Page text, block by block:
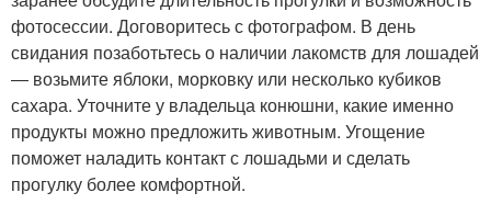
фотосессии. Договоритесь с фотографом. В день
свидания позаботьтесь о наличии лакомств для лошадей
― возьмите яблоки, морковку или несколько кубиков
сахара. Уточните у владельца конюшни, какие именно
продукты можно предложить животным. Угощение
поможет наладить контакт с лошадьми и сделать
прогулку более комфортной.